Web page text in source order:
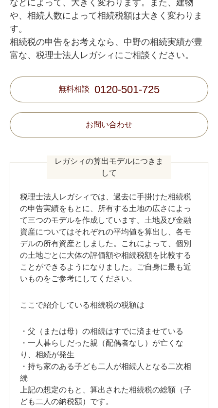
などによって、大きく変わります。また、建物
や、相続人数によって相続税額は大きく変わりま
す。
相続税の申告をお考えなら、中野の相続実績が豊
富な、税理士法人レガシィにご相談ください。
無料相談 0120-501-725
お問い合わせ
レガシィの算出モデルにつきま
して
税理士法人レガシィでは、過去に手掛けた相続税
の申告実績をもとに、所有する土地の広さによっ
て三つのモデルを作成しています。土地及び金融
資産についてはそれぞれの平均値を算出し、各モ
デルの所有資産としました。これによって、個別
の土地ごとに大体の評価額や相続税額を比較する
ことができるようになりました。ご自身に最も近
いものをご参考にしてください。
ここで紹介している相続税の税額は
・父（または母）の相続はすでに済ませている
・一人暮らしだった親（配偶者なし）が亡くな
り、相続が発生
・持ち家のある子ども二人が相続人となる二次相
続
上記の想定のもと、算出された相続税の総額（子
ども二人の納税額）です。